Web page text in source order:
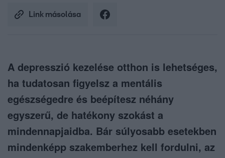
Link másolása
A depresszió kezelése otthon is lehetséges,
ha tudatosan figyelsz a mentális
egészségedre és beépítesz néhány
egyszerű, de hatékony szokást a
mindennapjaidba. Bár súlyosabb esetekben
mindenképp szakemberhez kell fordulni, az